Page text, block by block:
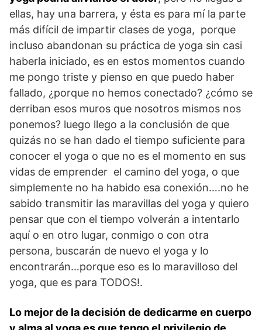
ellas, hay una barrera, y ésta es para mí la parte
más difícil de impartir clases de yoga, porque
incluso abandonan su práctica de yoga sin casi
haberla iniciado, es en estos momentos cuando
me pongo triste y pienso en que puedo haber
fallado, ¿porque no hemos conectado? ¿cómo se
derriban esos muros que nosotros mismos nos
ponemos? luego llego a la conclusión de que
quizás no se han dado el tiempo suficiente para
conocer el yoga o que no es el momento en sus
vidas de emprender el camino del yoga, o que
simplemente no ha habido esa conexión….no he
sabido transmitir las maravillas del yoga y quiero
pensar que con el tiempo volverán a intentarlo
aquí o en otro lugar, conmigo o con otra
persona, buscarán de nuevo el yoga y lo
encontrarán…porque eso es lo maravilloso del
yoga, que es para TODOS!.
Lo mejor de la decisión de dedicarme en cuerpo